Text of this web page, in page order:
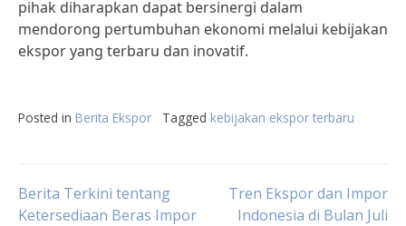
pihak diharapkan dapat bersinergi dalam
mendorong pertumbuhan ekonomi melalui kebijakan
ekspor yang terbaru dan inovatif.
Posted in Berita Ekspor Tagged kebijakan ekspor terbaru
Post
Berita Terkini tentang
Ketersediaan Beras Impor
Tren Ekspor dan Impor
Indonesia di Bulan Juli